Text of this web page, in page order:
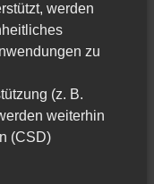
werden
zu
(z. B.
weiterhin
(CSD)